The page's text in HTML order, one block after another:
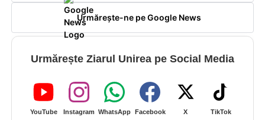
Urmărește-ne pe Google News
Urmărește Ziarul Unirea pe Social Media
YouTube Instagram WhatsApp Facebook X TikTok